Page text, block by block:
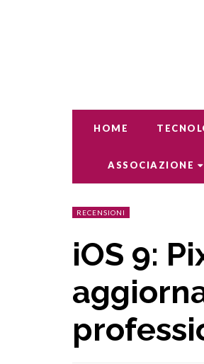
HOME
ASSOCIAZIONE
RECENSIONI
iOS 9: